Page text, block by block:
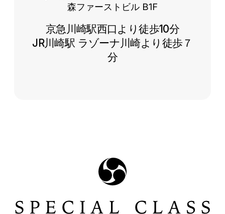
森ファーストビル B1F
京急川崎駅西口より徒歩10分
JR川崎駅 ラゾーナ川崎より徒歩７
分